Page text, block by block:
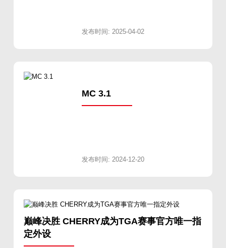
发布时间: 2025-04-02
MC 3.1
发布时间: 2024-12-20
巅峰决胜 CHERRY成为TGA赛事官方唯一指
定外设